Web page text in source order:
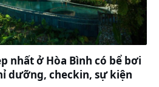
nhất ở Hòa Bình có bể bơi
dưỡng, checkin, sự kiện